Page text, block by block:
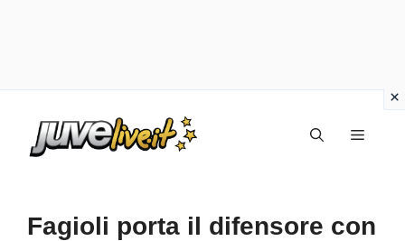
Menu
Fagioli porta il difensore con